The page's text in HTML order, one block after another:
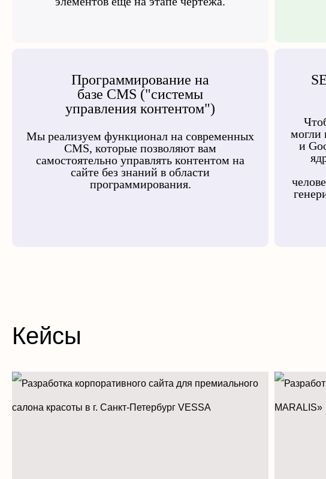
Программирование на
базе CMS ("системы
управления контентом")
Мы реализуем функционал на современных
CMS, которые позволяют вам
самостоятельно управлять контентом на
сайте без знаний в области
программирования.
могли
и
Кейсы